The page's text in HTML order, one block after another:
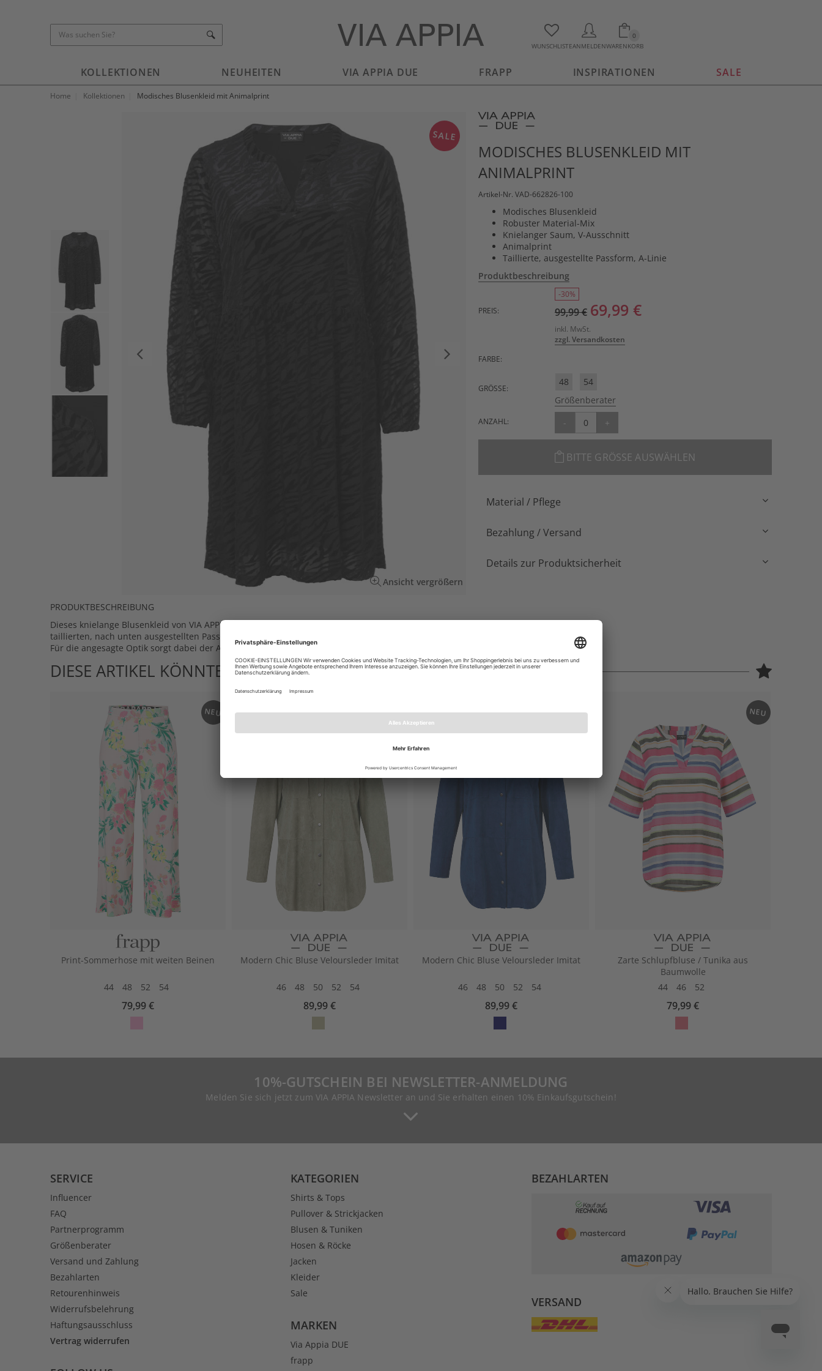
WUNSCHLISTEANMELDEN
0
WARENKORB
KOLLEKTIONEN NEUHEITEN VIA APPIA DUE FRAPP INSPIRATIONEN SALE
Home Kollektionen Modisches Blusenkleid mit Animalprint
SALE
Ansicht vergrößern
PRODUKTBESCHREIBUNG
Dieses knielange Blusenkleid von VIA APPIA DUE macht Ihr Freizeit-Outfit perfekt! Mit seiner
taillierten, nach unten ausgestellten Passform schafft es es, Ihre Silhouette perfekt zu akzentuieren.
Für die angesagte Optik sorgt dabei der Animalprint.
MODISCHES BLUSENKLEID MIT
ANIMALPRINT
Artikel-Nr. VAD-662826-100
Modisches Blusenkleid
Robuster Material-Mix
Knielanger Saum, V-Ausschnitt
Animalprint
Taillierte, ausgestellte Passform, A-Linie
Produktbeschreibung
-30%
PREIS:
99,99 € 69,99 €
inkl. MwSt.
zzgl. Versandkosten
FARBE:
GRÖSSE:
48
54
Größenberater
ANZAHL: - +
BITTE GRÖSSE AUSWÄHLEN
Material / Pflege
Bezahlung / Versand
Details zur Produktsicherheit
DIESE ARTIKEL KÖNNTEN IHNEN AUCH GEFALLEN
NEU
Print-Sommerhose mit weiten Beinen
44 48 52 54
79,99 €
NEU
Modern Chic Bluse Veloursleder Imitat
46 48 50 52 54
89,99 €
NEU
Modern Chic Bluse Veloursleder Imitat
46 48 50 52 54
89,99 €
NEU
Zarte Schlupfbluse / Tunika aus
Baumwolle
44
46 52
79,99 €
10%-GUTSCHEIN BEI NEWSLETTER-ANMELDUNG
Melden Sie sich jetzt zum VIA APPIA Newsletter an und Sie erhalten einen 10% Einkaufsgutschein!
SERVICE
Influencer
FAQ
Partnerprogramm
Größenberater
Versand und Zahlung
Bezahlarten
Retourenhinweis
Widerrufsbelehrung
Haftungsausschluss
Vertrag widerrufen
KATEGORIEN
Shirts & Tops
Pullover & Strickjacken
Blusen & Tuniken
Hosen & Röcke
Jacken
Kleider
Sale
MARKEN
Via Appia DUE
frapp
BEZAHLARTEN
VERSAND